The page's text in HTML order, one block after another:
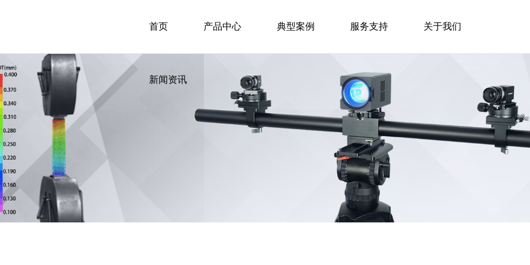
首页 产品中心 典型案例 服务支持 关于我们
新闻资讯